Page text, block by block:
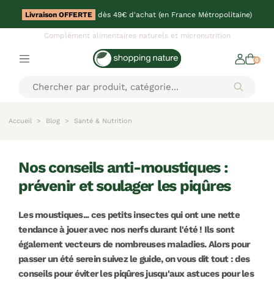
Livraison OFFERTE dès 49€ d'achat (en France Métropolitaine)
Complément alimentaires naturels et micronutrition
0
Accueil Blog Santé & Nutrition
nos conseils anti-moustiques :
prévenir et soulager les piqûres
Les moustiques... ces petits insectes qui ont une nette
tendance à jouer avec nos nerfs durant l'été ! Ils sont
également vecteurs de nombreuses maladies. Alors pour
passer un été serein suivez le guide, on vous dit tout : des
conseils pour éviter les piqûres jusqu'aux astuces pour les